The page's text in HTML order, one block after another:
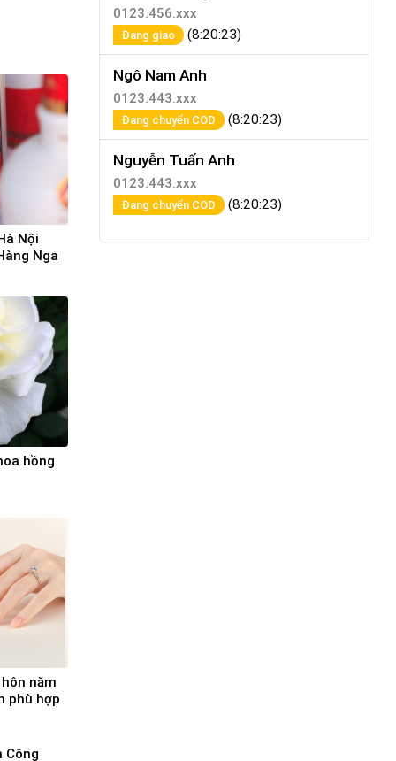
Nội
Nga
hồng
năm
phù hợp
Công
0123.456.xxx
Đang giao (8:20:23)
Ngô Nam Anh
0123.443.xxx
Đang chuyển COD (8:20:23)
Nguyễn Tuấn Anh
0123.443.xxx
Đang chuyển COD (8:20:23)